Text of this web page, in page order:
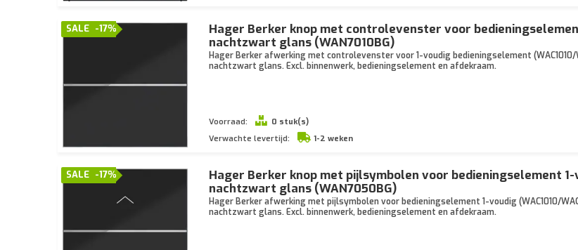
-17%
SALE
Hager Berker knop met controlevenster voor
nachtzwart glans (WAN7010BG)
Hager Berker afwerking met controlevenster voor 1-voudig bedieningselement (WAC1010/
nachtzwart glans. Excl. binnenwerk, bedieningselement en afdekraam.
Voorraad:
0 stuk(s)
Verwachte levertijd:
1-2 weken
-17%
SALE
Hager Berker knop met pijlsymbolen voor bedieningselement 1-
nachtzwart glans (WAN7050BG)
Hager Berker afwerking met pijlsymbolen voor bedieningselement 1-voudig (WAC1010/
nachtzwart glans. Excl. binnenwerk, bedieningselement en afdekraam.